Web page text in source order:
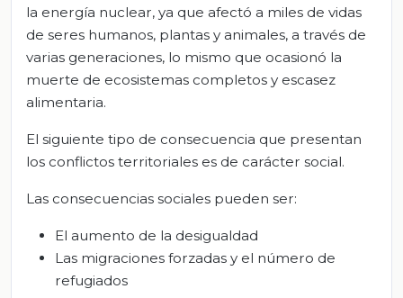
la energía nuclear, ya que afectó a miles de vidas
de seres humanos, plantas y animales, a través de
varias generaciones, lo mismo que ocasionó la
muerte de ecosistemas completos y escasez
alimentaria.
El siguiente tipo de consecuencia que presentan
los conflictos territoriales es de carácter social.
Las consecuencias sociales pueden ser:
El aumento de la desigualdad
Las migraciones forzadas y el número de
refugiados